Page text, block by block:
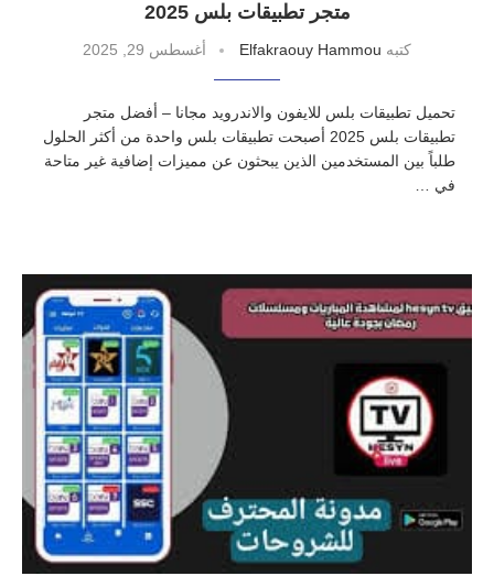
متجر تطبيقات بلس 2025
كتبه Elfakraouy Hammou أغسطس 29, 2025
تحميل تطبيقات بلس للايفون والاندرويد مجانا – أفضل متجر
تطبيقات بلس 2025 أصبحت تطبيقات بلس واحدة من أكثر الحلول
طلباً بين المستخدمين الذين يبحثون عن مميزات إضافية غير متاحة
في …